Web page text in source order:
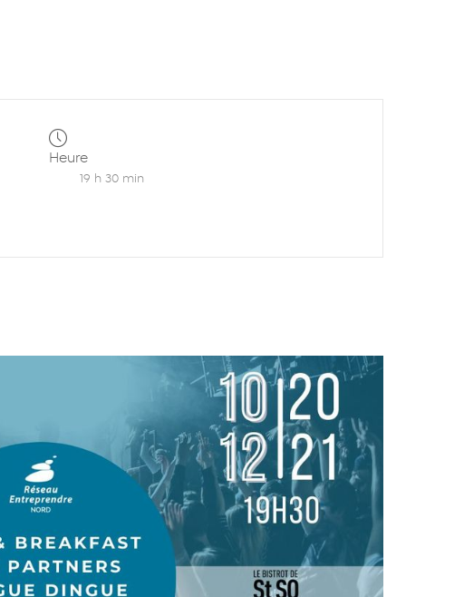
Heure
19 h 30 min